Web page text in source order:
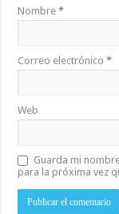
Nombre*
Correo electrónico*
Web
Guarda mi
para la próxima vez